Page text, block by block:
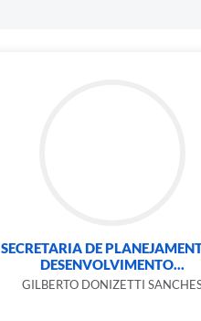
SECRETARIA DE
DESENVOLVIMENTO...
GILBERTO DONIZETTI